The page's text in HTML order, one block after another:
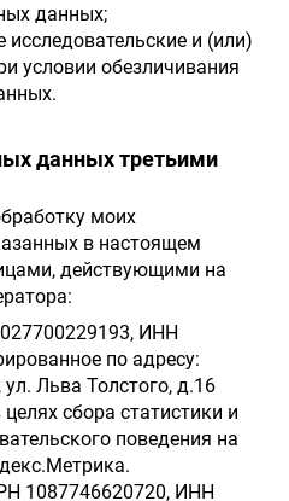
данных;
исследовательские и (или)
условии обезличивания
данных третьими
моих
в настоящем
действующими на
ИНН
по адресу:
Льва Толстого, д.16
сбора статистики и
поведения на
1087746620720, ИНН